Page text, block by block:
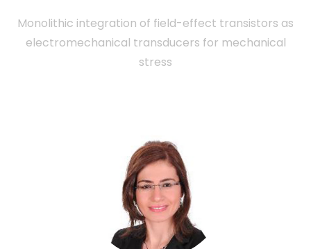
Monolithic integration of field-effect transistors as
electromechanical transducers for mechanical
stress